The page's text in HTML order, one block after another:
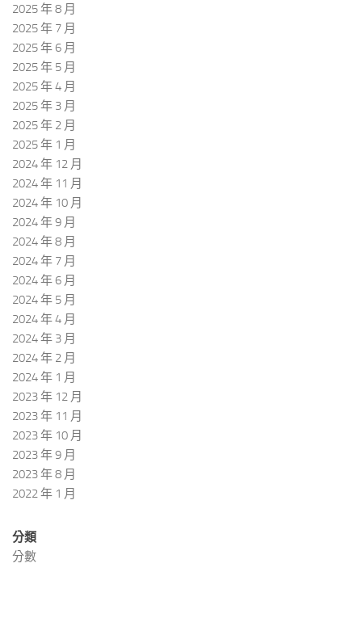
2025 年 8 月
2025 年 7 月
2025 年 6 月
2025 年 5 月
2025 年 4 月
2025 年 3 月
2025 年 2 月
2025 年 1 月
2024 年 12 月
2024 年 11 月
2024 年 10 月
2024 年 9 月
2024 年 8 月
2024 年 7 月
2024 年 6 月
2024 年 5 月
2024 年 4 月
2024 年 3 月
2024 年 2 月
2024 年 1 月
2023 年 12 月
2023 年 11 月
2023 年 10 月
2023 年 9 月
2023 年 8 月
2022 年 1 月
分類
分數